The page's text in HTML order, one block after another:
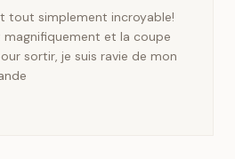
tout simplement incroyable!
et la coupe
sortir, je suis ravie de mon